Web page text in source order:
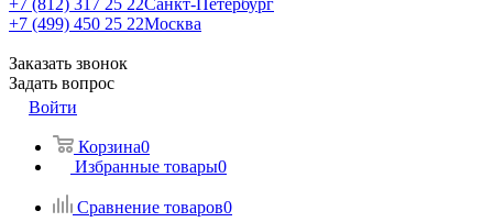
+7 (812) 317 25 22Санкт-Петербург
+7 (499) 450 25 22Москва
Заказать звонок
Задать вопрос
Войти
Корзина0
Избранные товары0
Сравнение товаров0